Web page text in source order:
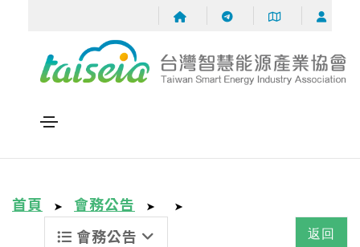
首頁 ➤ 會務公告 ➤ ➤
會務公告 返回